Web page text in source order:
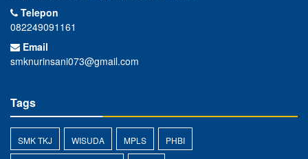
Telepon
082249091161
Email
smknurinsani073@gmail.com
Tags
SMK TKJ WISUDA MPLS PHBI